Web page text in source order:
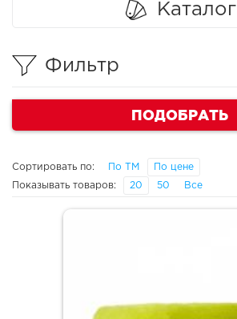
Каталог
Фильтр
ПОДОБРАТЬ
Сортировать по: По ТМ По цене
Показывать товаров: 20 50 Все